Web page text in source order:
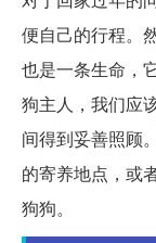
便自己的行程。
也是一条生命，
狗主人，我们应
间得到妥善照顾
的寄养地点，或
狗狗。